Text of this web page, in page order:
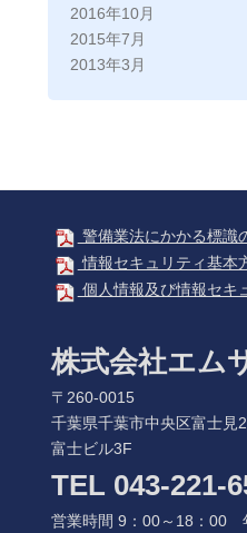
2016年10月
2015年7月
2013年3月
警備業法にかかる標識
情報セキュリティ基本
個人情報及び情報セキ
株式会社エム
〒260-0015
千葉県千葉市中央区富士見
富士ビル3F
TEL 043-221-
営業時間 9：00～18：00